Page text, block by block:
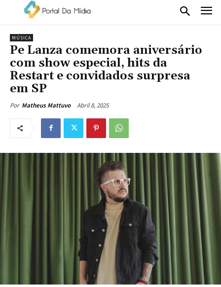
MÚSICA
Pe Lanza comemora aniversário
com show especial, hits da
Restart e convidados surpresa
em SP
Por Matheus Mattuvo Abril 8, 2025